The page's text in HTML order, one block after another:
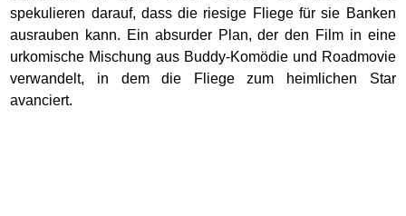
spekulieren darauf, dass die riesige Fliege für sie Banken
ausrauben kann. Ein absurder Plan, der den Film in eine
urkomische Mischung aus Buddy-Komödie und Roadmovie
verwandelt, in dem die Fliege zum heimlichen Star
avanciert.